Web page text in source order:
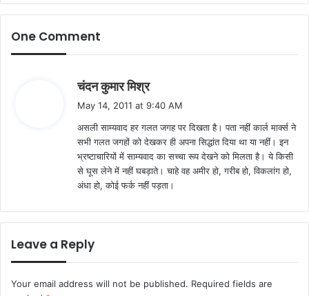
One Comment
चंदन कुमार मिश्रs
s
:
May 14, 2011 at 9:40 AM
असली साम्यवाद हर गलत जगह पर दिखता है। पता नहीं कार्ल मार्क्स ने
सभी गलत जगहों को देखकर ही अपना सिद्धांत दिया था या नहीं। इन
भ्रष्टाचारियों में साम्यवाद का सच्चा रूप देखने को मिलता है। ये किसी
से घूस लेने में नहीं घबड़ाते। चाहे वह अमीर हो, गरीब हो, विकलांग हो,
अंधा हो, कोई फर्क नहीं पड़ता।
Leave a Reply
Your email address will not be published. Required fields are